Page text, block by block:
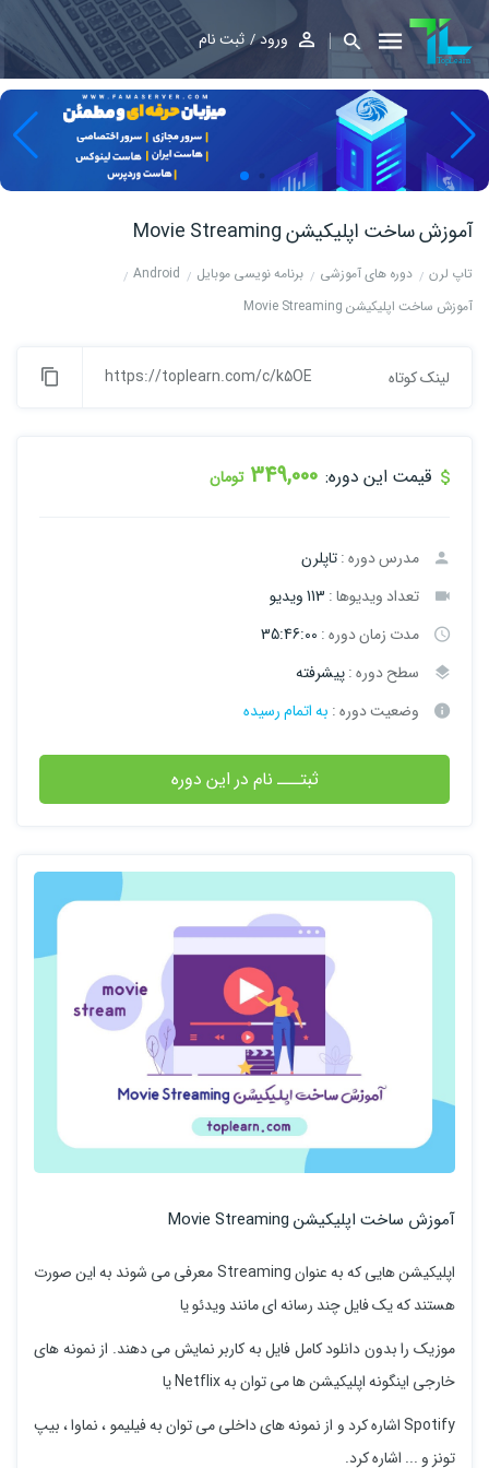
ورود ثبت نام
آموزش ساخت اپلیکیشن Movie Streaming
تاپ لرن دوره های آموزشی برنامه نویسی موبایل
Android
آموزش ساخت اپلیکیشن Movie Streaming
لینک کوتاه https://toplearn.com/c/k5OE
قیمت این دوره: 349,000 تومان
مدرس دوره :تاپلرن
تعداد ویدیوها : 113 ویدیو
مدت زمان دوره : 35:46:00
سطح دوره :پیشرفته
وضعیت دوره : به اتمام رسیده
ثبتـــ نام در این دوره
آموزش ساخت اپلیکیشن Movie Streaming
اپلیکیشن هایی که به عنوان Streaming معرفی می شوند به این صورت
هستند که یک فایل چند رسانه ای مانند ویدئو یا
موزیک را بدون دانلود کامل فایل به کاربر نمایش می دهند. از نمونه های
خارجی اینگونه اپلیکیشن ها می توان به Netflix یا
Spotify اشاره کرد و از نمونه های داخلی می توان به فیلیمو ، نماوا ، بیپ
تونز و ... اشاره کرد.